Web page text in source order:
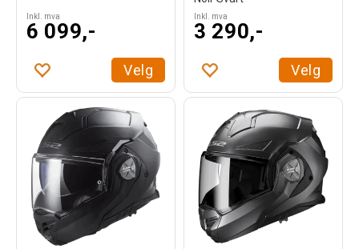
Inkl. mva
6 099,-
Velg
Inkl. mva
3 290,-
Velg